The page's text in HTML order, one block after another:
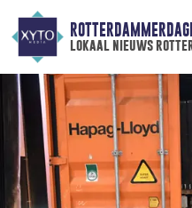
lokaal nieuws